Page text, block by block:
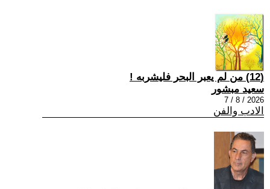
(12) من لم يعبر البحر فليشربه !
سعيد مبشور
2026 / 8 / 7
الادب والفن